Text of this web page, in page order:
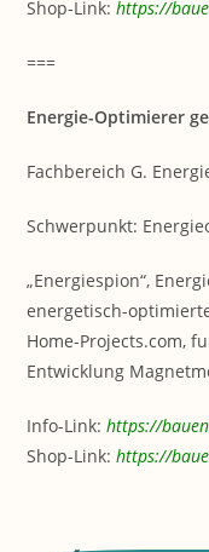
Shop-Link:https://
===
Energie-Optimierer
Fachbereich G.
Schwerpunkt:
„Energiespion“,
energetisch-
Home-Projects.com,
Entwicklung
Info-Link:https://
Shop-Link:https://